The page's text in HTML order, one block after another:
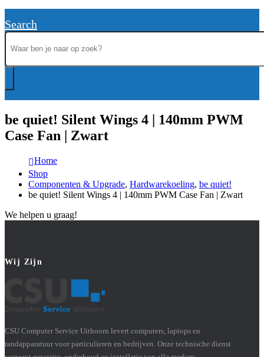
Search
be quiet! Silent Wings 4 | 140mm PWM
Case Fan | Zwart
Home
Shop
Componenten & Upgrade, Hardwarekoeling, be quiet!
be quiet! Silent Wings 4 | 140mm PWM Case Fan | Zwart
We helpen u graag!
Wij Zijn
CSU Computer Service Uithoorn levert computers, laptops en
randapparatuur voor particulieren en bedrijven. Onze technische dienst